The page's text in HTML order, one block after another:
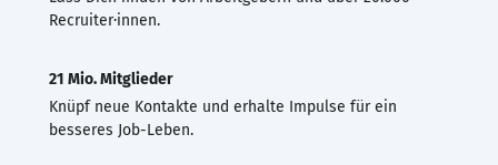
Recruiter·innen.
21 Mio. Mitglieder
Knüpf neue Kontakte und erhalte Impulse für ein
besseres Job-Leben.